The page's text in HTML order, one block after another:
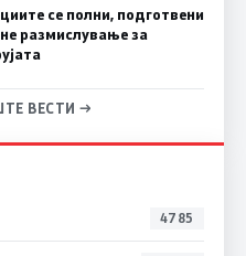
се полни, подготвени
размислување за
ВЕСТИ →
4785